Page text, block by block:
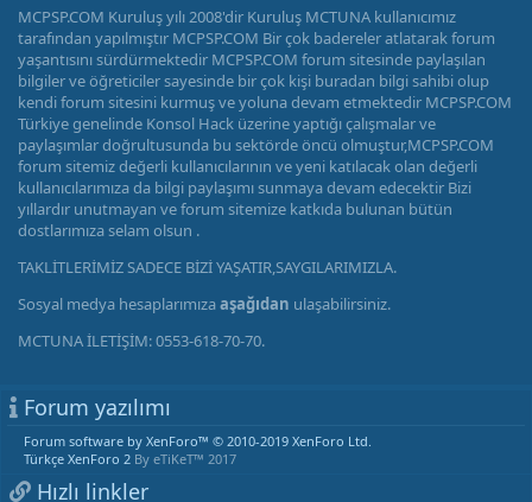
MCPSP.COM Kuruluş yılı 2008'dir Kuruluş MCTUNA kullanıcımız
tarafından yapılmıştır MCPSP.COM Bir çok badereler atlatarak forum
yaşantısını sürdürmektedir MCPSP.COM forum sitesinde paylaşılan
bilgiler ve öğreticiler sayesinde bir çok kişi buradan bilgi sahibi olup
kendi forum sitesini kurmuş ve yoluna devam etmektedir MCPSP.COM
Türkiye genelinde Konsol Hack üzerine yaptığı çalışmalar ve
paylaşımlar doğrultusunda bu sektörde öncü olmuştur,MCPSP.COM
forum sitemiz değerli kullanıcılarının ve yeni katılacak olan değerli
kullanıcılarımıza da bilgi paylaşımı sunmaya devam edecektir Bizi
yıllardır unutmayan ve forum sitemize katkıda bulunan bütün
dostlarımıza selam olsun .
TAKLİTLERİMİZ SADECE BİZİ YAŞATIR,SAYGILARIMIZLA.
Sosyal medya hesaplarımızaaşağıdan ulaşabilirsiniz.
MCTUNA İLETİŞİM: 0553-618-70-70.
Forum yazılımı
Forum software by XenForo™ © 2010-2019 XenForo Ltd.
Türkçe XenForo 2 By eTiKeT™ 2017
Hızlı linkler